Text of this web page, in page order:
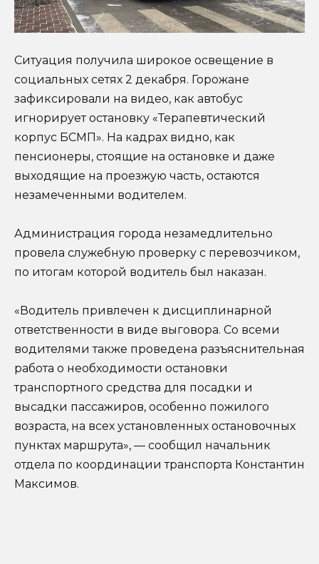
Ситуация получила широкое освещение в
социальных сетях 2 декабря. Горожане
зафиксировали на видео, как автобус
игнорирует остановку «Терапевтический
корпус БСМП». На кадрах видно, как
пенсионеры, стоящие на остановке и даже
выходящие на проезжую часть, остаются
незамеченными водителем.
Администрация города незамедлительно
провела служебную проверку с перевозчиком,
по итогам которой водитель был наказан.
«Водитель привлечен к дисциплинарной
ответственности в виде выговора. Со всеми
водителями также проведена разъяснительная
работа о необходимости остановки
транспортного средства для посадки и
высадки пассажиров, особенно пожилого
возраста, на всех установленных остановочных
пунктах маршрута», — сообщил начальник
отдела по координации транспорта Константин
Максимов.